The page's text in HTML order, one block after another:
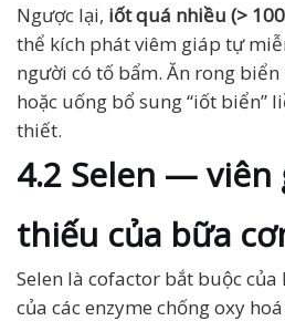
Ngược lại, iốt quá nhiều (>
thể kích phát viêm giáp tự
người có tố bẩm. Ăn rong
hoặc uống bổ sung “iốt biển”
thiết.
4.2 Selen — viên
thiếu của bữa
Selen là cofactor bắt buộc của
của các enzyme chống oxy